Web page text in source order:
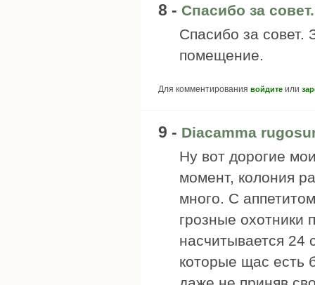
8 - Спасибо за
Спасибо за
помещение.
Для комментирования войдите или
9 - Diacamma
Ну вот дорогие
момент, колония
много. С
грозные
насчитывается 24
которые щас есть